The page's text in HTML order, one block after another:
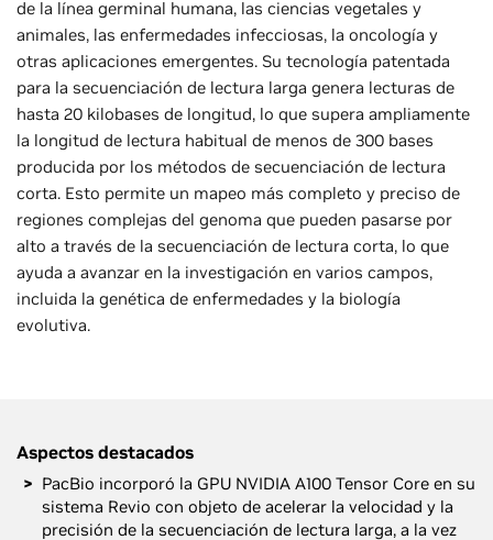
de la línea germinal humana, las ciencias vegetales y
animales, las enfermedades infecciosas, la oncología y
otras aplicaciones emergentes. Su tecnología patentada
para la secuenciación de lectura larga genera lecturas de
hasta 20 kilobases de longitud, lo que supera ampliamente
la longitud de lectura habitual de menos de 300 bases
producida por los métodos de secuenciación de lectura
corta. Esto permite un mapeo más completo y preciso de
regiones complejas del genoma que pueden pasarse por
alto a través de la secuenciación de lectura corta, lo que
ayuda a avanzar en la investigación en varios campos,
incluida la genética de enfermedades y la biología
evolutiva.
Aspectos destacados
PacBio incorporó la GPU NVIDIA A100 Tensor Core en su
sistema Revio con objeto de acelerar la velocidad y la
precisión de la secuenciación de lectura larga, a la vez